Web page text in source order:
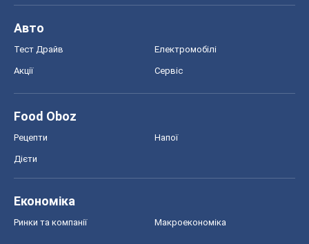
Авто
Тест Драйв Електромобілі
Акції Сервіс
Food Oboz
Рецепти Напої
Дієти
Економіка
Ринки та компанії Макроекономіка